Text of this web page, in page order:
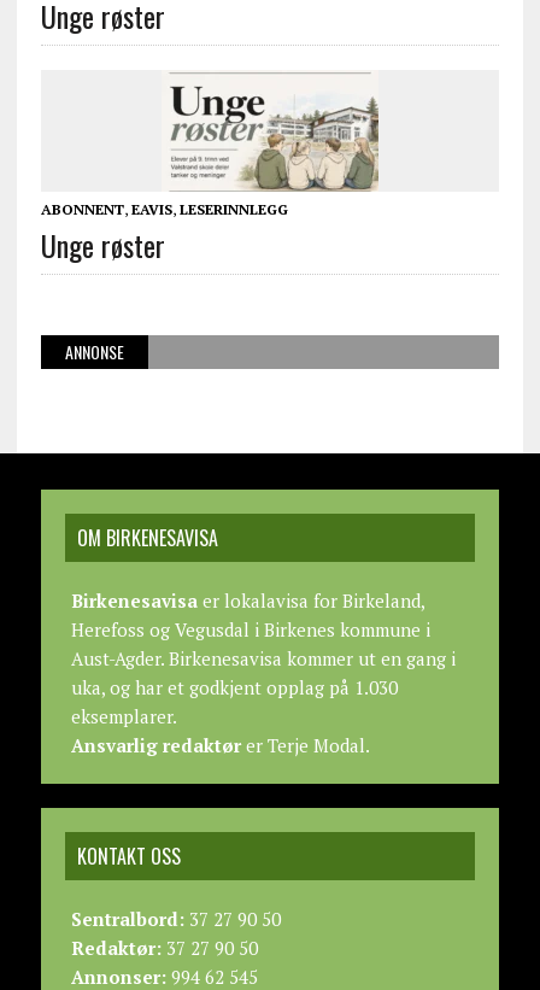
Unge røster
ABONNENT, EAVIS, LESERINNLEGG
Unge røster
ANNONSE
OM BIRKENESAVISA
Birkenesavisaer lokalavisa for Birkeland,
Herefoss og Vegusdal i Birkenes kommune i
Aust-Agder. Birkenesavisa kommer ut en gang i
uka, og har et godkjent opplag på 1.030
eksemplarer.
Ansvarlig redaktører Terje Modal.
KONTAKT OSS
Sentralbord:37 27 90 50
Redaktør:37 27 90 50
Annonser:994 62 545